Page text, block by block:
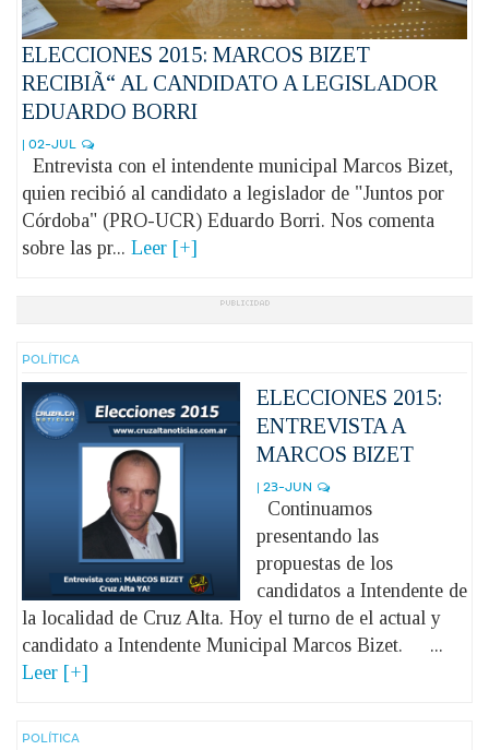
ELECCIONES 2015: MARCOS BIZET
RECIBIÃ“ AL CANDIDATO A LEGISLADOR
EDUARDO BORRI
| 02-JUL
Entrevista con el intendente municipal Marcos Bizet,
quien recibió al candidato a legislador de "Juntos por
Córdoba" (PRO-UCR) Eduardo Borri. Nos comenta
sobre las pr... Leer [+]
POLÍ­TICA
ELECCIONES 2015:
ENTREVISTA A
MARCOS BIZET
| 23-JUN
Continuamos
presentando las
propuestas de los
candidatos a Intendente de
la localidad de Cruz Alta. Hoy el turno de el actual y
candidato a Intendente Municipal Marcos Bizet. ...
Leer [+]
POLÍ­TICA